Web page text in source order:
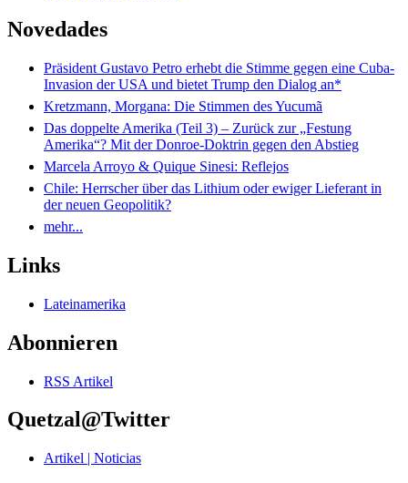
Novedades
Präsident Gustavo Petro erhebt die Stimme gegen eine Cuba-
Invasion der USA und bietet Trump den Dialog an*
Kretzmann, Morgana: Die Stimmen des Yucumã
Das doppelte Amerika (Teil 3) – Zurück zur „Festung
Amerika“? Mit der Donroe-Doktrin gegen den Abstieg
Marcela Arroyo & Quique Sinesi: Reflejos
Chile: Herrscher über das Lithium oder ewiger Lieferant in
der neuen Geopolitik?
mehr...
Links
Lateinamerika
Abonnieren
RSS Artikel
Quetzal@Twitter
Artikel | Noticias